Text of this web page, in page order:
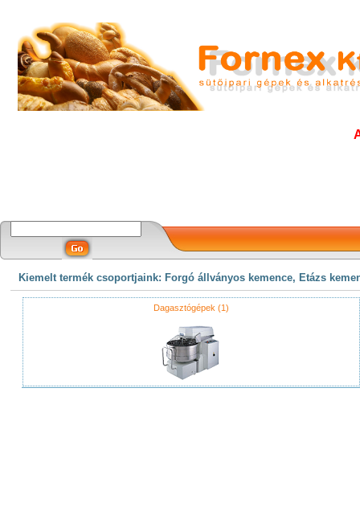
Kiemelt termék csoportjaink: Forgó állványos kemence, Etázs
Dagasztógépek (1)